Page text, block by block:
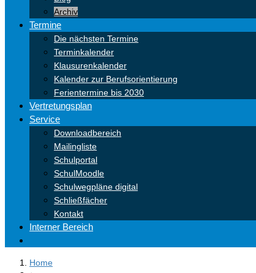
Archiv
Termine
Die nächsten Termine
Terminkalender
Klausurenkalender
Kalender zur Berufsorientierung
Ferientermine bis 2030
Vertretungsplan
Service
Downloadbereich
Mailingliste
Schulportal
SchulMoodle
Schulwegpläne digital
Schließfächer
Kontakt
Interner Bereich
Home